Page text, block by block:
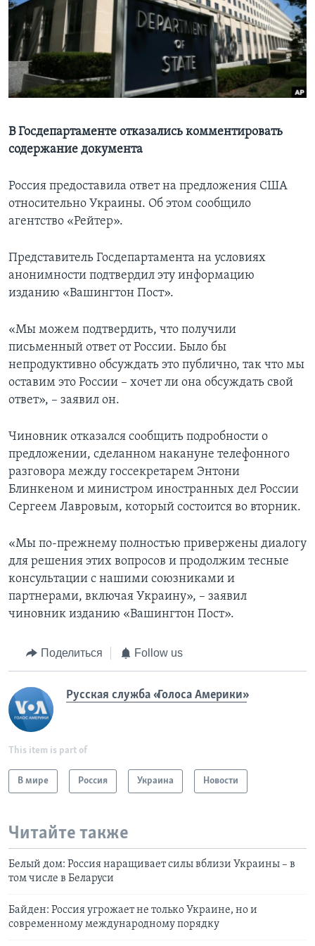
Learning English
СОЦИАЛЬНЫЕ СЕТИ
Языки
В Госдепартаменте отказались комментировать
содержание документа
Россия предоставила ответ на предложения США
относительно Украины. Об этом сообщило
агентство «Рейтер».
Представитель Госдепартамента на условиях
анонимности подтвердил эту информацию
изданию «Вашингтон Пост».
«Мы можем подтвердить, что получили
письменный ответ от России. Было бы
непродуктивно обсуждать это публично, так что мы
оставим это России – хочет ли она обсуждать свой
ответ», – заявил он.
Чиновник отказался сообщить подробности о
предложении, сделанном накануне телефонного
разговора между госсекретарем Энтони
Блинкеном и министром иностранных дел России
Сергеем Лавровым, который состоится во вторник.
«Мы по-прежнему полностью привержены диалогу
для решения этих вопросов и продолжим тесные
консультации с нашими союзниками и
партнерами, включая Украину», – заявил
чиновник изданию «Вашингтон Пост».
Поделиться Follow us
Русская служба «Голоса Америки»
This item is part of
В мире Россия Украина Новости
Читайте также
Белый дом: Россия наращивает силы вблизи Украины – в
том числе в Беларуси
Байден: Россия угрожает не только Украине, но и
современному международному порядку